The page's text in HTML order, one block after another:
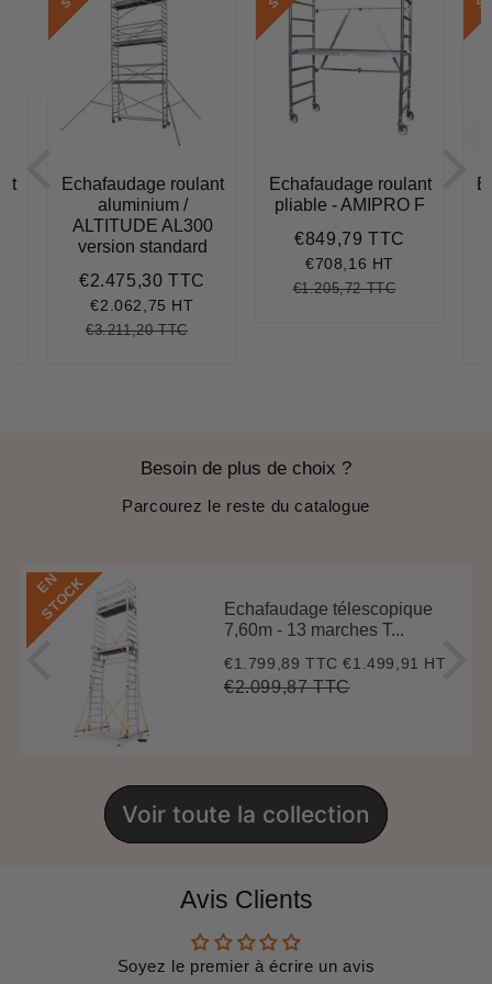
Echafaudage roulant
aluminium /
ALTITUDE AL300
version standard
Prix
réduit
€2.475,30 TTC
€2.062,75 HT
Prix
€3.211,20 TTC€3.211,20
Echafaudage roulant
pliable - AMIPRO F
Prix
réduit
€849,79 TTC
€708,16 HT
Prix
€1.205,72 TTC€1.205,72
Besoin de plus de choix ?
Parcourez le reste du catalogue
E
N
S
T
O
C
K
Echafaudage télescopique
7,60m - 13 marches T...
Prix
réduit
€1.799,89 TTC€1.799,89
€1.499,91 HT
Prix
€2.099,87 TTC€2.099,87
Voir toute la collection
Avis Clients
Soyez le premier à écrire un avis